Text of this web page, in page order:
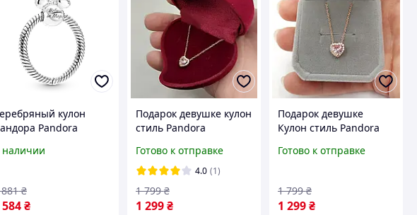
кулон
Pandora
наличии
584₴
₴
Подарок девушке кулон
стиль Pandora
сердце" серебро с
позолотой и
цирконами в
коробочке
Готово к отправке
4.0 (1)
1 299 ₴
1 799 ₴
Подарок девушке
Кулон стиль Pandora
сердце" с цирконами
коробочке
Готово к отправке
1 299₴
1 799 ₴